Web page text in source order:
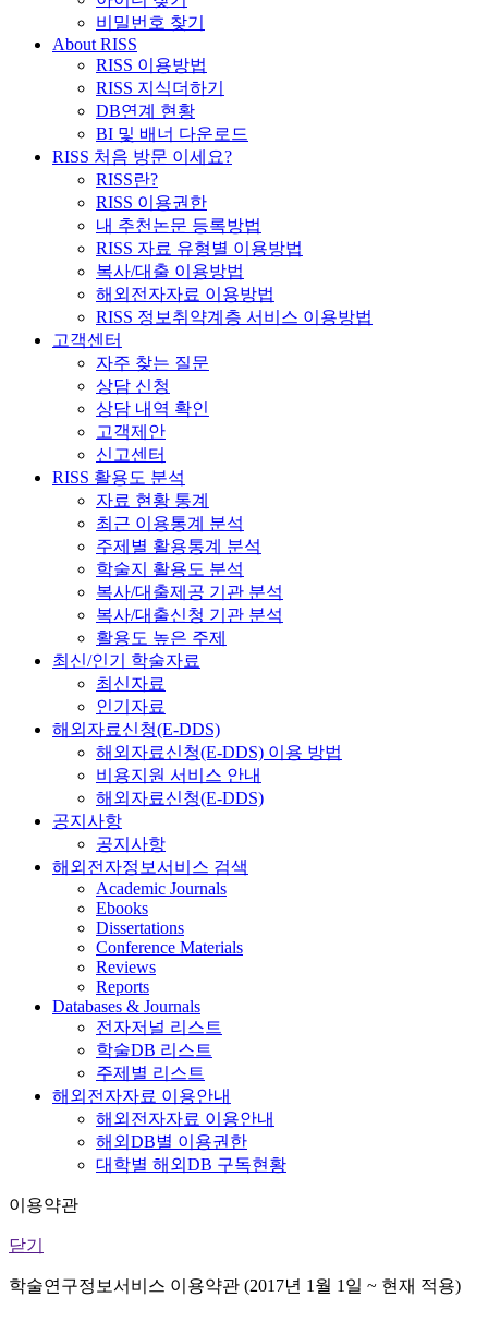
비밀번호 찾기
About RISS
RISS 이용방법
RISS 지식더하기
DB연계 현황
BI 및 배너 다운로드
RISS 처음 방문 이세요?
RISS란?
RISS 이용권한
내 추천논문 등록방법
RISS 자료 유형별 이용방법
복사/대출 이용방법
해외전자자료 이용방법
RISS 정보취약계층 서비스 이용방법
고객센터
자주 찾는 질문
상담 신청
상담 내역 확인
고객제안
신고센터
RISS 활용도 분석
자료 현황 통계
최근 이용통계 분석
주제별 활용통계 분석
학술지 활용도 분석
복사/대출제공 기관 분석
복사/대출신청 기관 분석
활용도 높은 주제
최신/인기 학술자료
최신자료
인기자료
해외자료신청(E-DDS)
해외자료신청(E-DDS) 이용 방법
비용지원 서비스 안내
해외자료신청(E-DDS)
공지사항
공지사항
해외전자정보서비스 검색
Academic Journals
Ebooks
Dissertations
Conference Materials
Reviews
Reports
Databases & Journals
전자저널 리스트
학술DB 리스트
주제별 리스트
해외전자자료 이용안내
해외전자자료 이용안내
해외DB별 이용권한
대학별 해외DB 구독현황
이용약관
닫기
학술연구정보서비스 이용약관 (2017년 1월 1일 ~ 현재 적용)